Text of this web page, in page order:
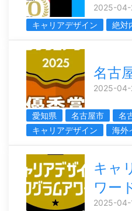
2025-04-
キャリアデザイン
絶対
名古
2025-04-
愛知県 名古屋市
名
キャリアデザイン
海外
キャ
ワー
2025-04-